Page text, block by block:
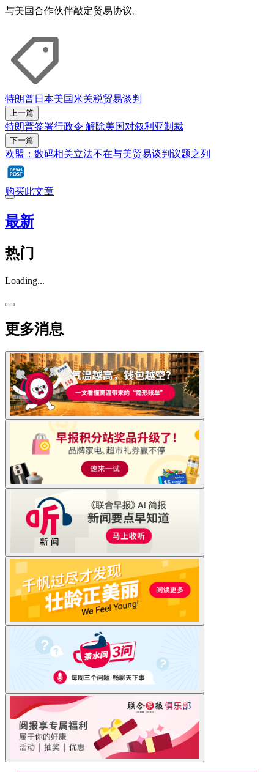
与美国合作伙伴敲定贸易协议。
特朗普日本美国米关税贸易谈判
上一篇
特朗普签署行政令 解除美国对叙利亚制裁
下一篇
欧盟：数码相关立法不在与美贸易谈判议题之列
购买此文章
最新
热门
Loading...
更多消息